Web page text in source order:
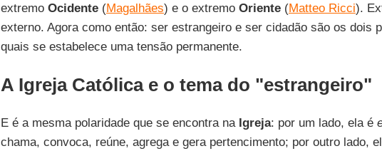
extremo Ocidente(Magalhães) e o extremo Oriente(Matteo Ricci).
externo. Agora como então: ser estrangeiro e ser cidadão são os dois
quais se estabelece uma tensão permanente.
A Igreja Católica e o tema do "estrangeiro"
E é a mesma polaridade que se encontra na Igreja: por um lado, ela é
chama, convoca, reúne, agrega e gera pertencimento; por outro lado,